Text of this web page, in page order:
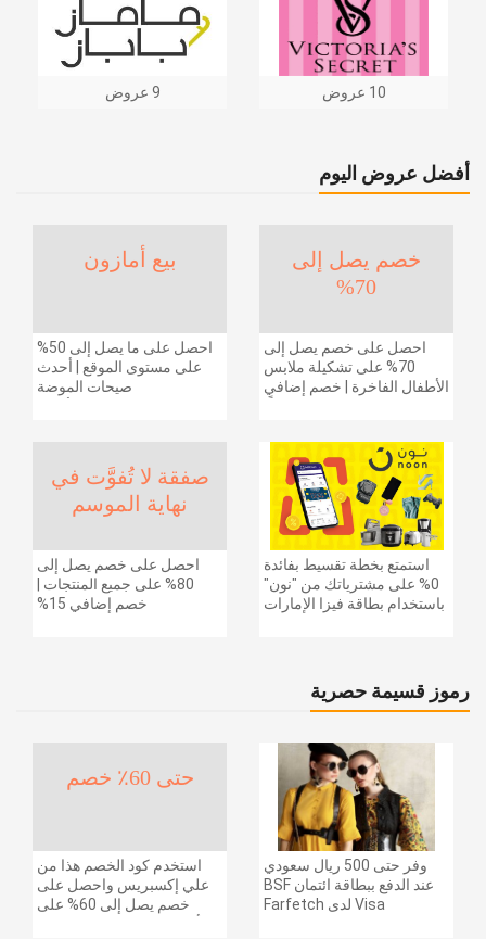
9 عروض 10 عروض
أفضل عروض اليوم
بيع أمازون
احصل على ما يصل إلى 50%
على مستوى الموقع | أحدث
صيحات الموضة
خصم يصل إلى
70%
احصل على خصم يصل إلى
70% على تشكيلة ملابس
الأطفال الفاخرة | خصم إضافي
صفقة لا تُفوَّت في
نهاية الموسم
احصل على خصم يصل إلى
80% على جميع المنتجات |
خصم إضافي 15%
استمتع بخطة تقسيط بفائدة
0% على مشترياتك من "نون"
باستخدام بطاقة فيزا الإمارات
رموز قسيمة حصرية
حتى 60٪ خصم
استخدم كود الخصم هذا من
علي إكسبريس واحصل على
خصم يصل إلى 60% على
وفر حتى 500 ريال سعودي
عند الدفع ببطاقة ائتمان BSF
Visa لدى Farfetch